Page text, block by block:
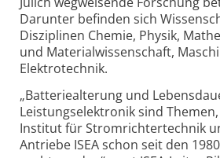
Darunter befinden sich
Disziplinen Chemie, Physik,
und Material­wissen­schaft,
Elektro­technik.
„Batteriealterung und
Leistungs­elek­tronik sind
Institut für Strom­richter­technik
Antriebe ISEA schon seit den